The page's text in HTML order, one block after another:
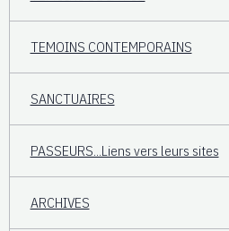
TEMOINS CONTEMPORAINS
SANCTUAIRES
PASSEURS...Liens vers leurs sites
ARCHIVES